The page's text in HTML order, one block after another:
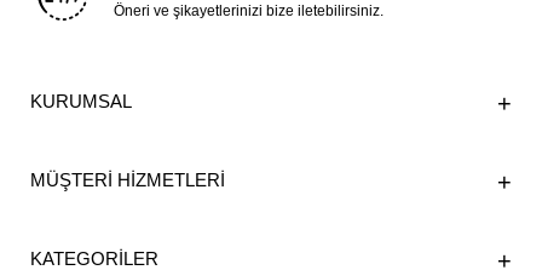
Öneri ve şikayetlerinizi bize iletebilirsiniz.
KURUMSAL
MÜŞTERİ HİZMETLERİ
KATEGORİLER